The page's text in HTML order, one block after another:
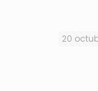
20